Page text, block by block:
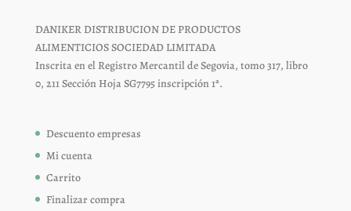
DANIKER DISTRIBUCION DE PRODUCTOS
ALIMENTICIOS SOCIEDAD LIMITADA
Inscrita en el Registro Mercantil de Segovia, tomo 317, libro
0, 211 Sección Hoja SG7795 inscripción 1ª.
Descuento empresas
Mi cuenta
Carrito
Finalizar compra